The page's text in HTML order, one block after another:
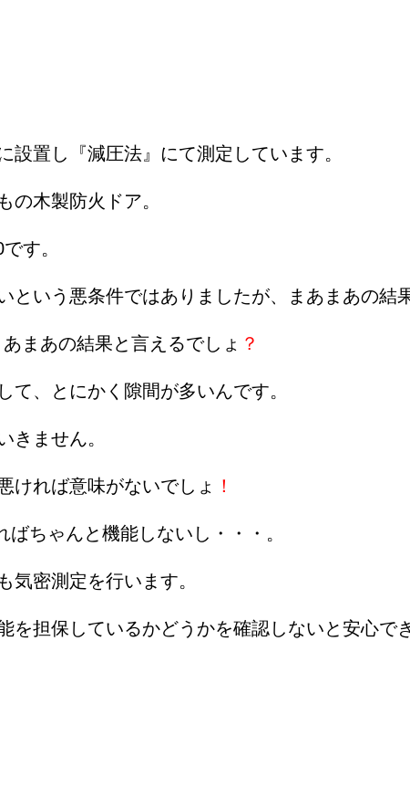
置し『減圧法』にて測定しています。
の木製防火ドア。
す。
という悪条件ではありましたが、まあまあの結
まあの結果と言えるでしょ ？
て、とにかく隙間が多いんです。
きません。
ければ意味がないでしょ ！
ちゃんと機能しないし・・・。
気密測定を行います。
を担保しているかどうかを確認しないと安心で